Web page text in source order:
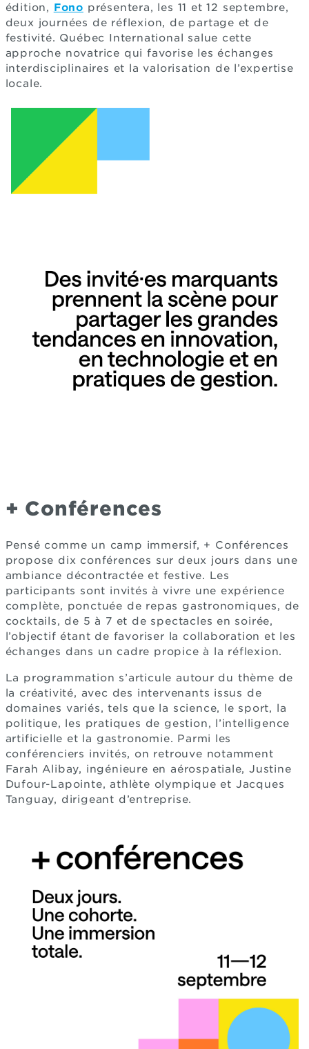
édition, Fono présentera, les 11 et 12 septembre,
deux journées de réflexion, de partage et de
festivité. Québec International salue cette
approche novatrice qui favorise les échanges
interdisciplinaires et la valorisation de l’expertise
locale.
+ Conférences
Pensé comme un camp immersif, + Conférences
propose dix conférences sur deux jours dans une
ambiance décontractée et festive. Les
participants sont invités à vivre une expérience
complète, ponctuée de repas gastronomiques, de
cocktails, de 5 à 7 et de spectacles en soirée,
l’objectif étant de favoriser la collaboration et les
échanges dans un cadre propice à la réflexion.
La programmation s’articule autour du thème de
la créativité, avec des intervenants issus de
domaines variés, tels que la science, le sport, la
politique, les pratiques de gestion, l’intelligence
artificielle et la gastronomie. Parmi les
conférenciers invités, on retrouve notamment
Farah Alibay, ingénieure en aérospatiale, Justine
Dufour-Lapointe, athlète olympique et Jacques
Tanguay, dirigeant d’entreprise.